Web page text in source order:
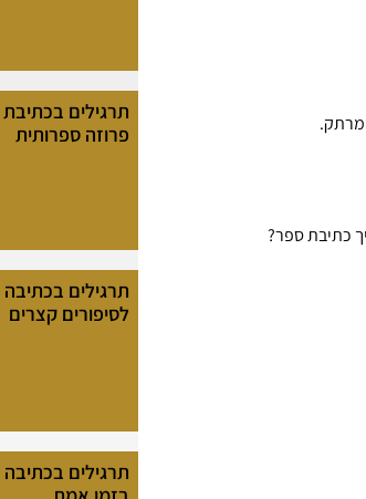
כתיבת ספר?
תרגילים בכתיבת
פרוזה ספרותית
תרגילים בכתיבה
לסיפורים קצרים
תרגילים בכתיבה